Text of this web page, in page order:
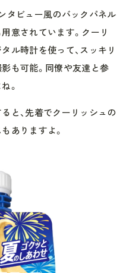
タビュー風のバックパネル
意されています。クーリ
ル時計を使って、スッキリ
も可能。同僚や友達と参
。
と、先着でクーリッシュの
ありますよ。